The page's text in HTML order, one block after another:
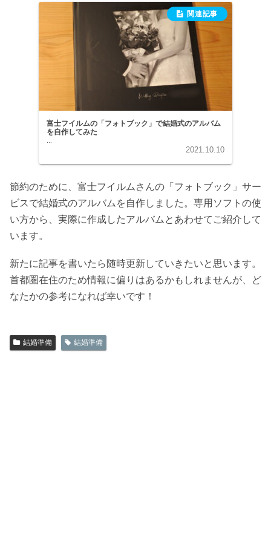
富士フイルムの「フォトブック」で結婚式のアルバム
を自作してみた
2021.10.10
節約のために、富士フイルムさんの「フォトブック」サー
ビスで結婚式のアルバムを自作しました。専用ソフトの使
い方から、実際に作成したアルバムとあわせてご紹介して
います。
新たに記事を書いたら随時更新していきたいと思います。
首都圏在住のため情報に偏りはあるかもしれませんが、ど
なたかの参考になれば幸いです！
結婚準備 結婚準備